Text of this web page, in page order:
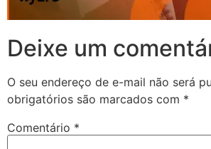
Deixe um
O seu endereço de e-mail não será
obrigatórios são marcados com *
Comentário *